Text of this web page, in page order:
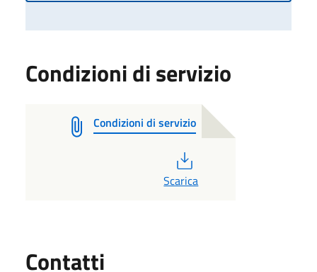
Condizioni di servizio
Condizioni di servizio
Scarica
Contatti